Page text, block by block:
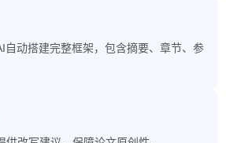
自动搭建完整框架，包含摘要、章节、参